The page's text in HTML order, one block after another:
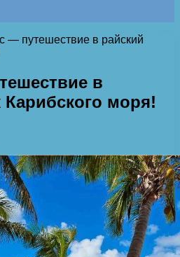
— путешествие в райский
в
Карибского моря!